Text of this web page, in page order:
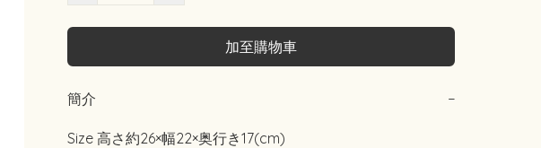
加至購物車
簡介 −
Size 高さ約26×幅22×奥行き17(cm)